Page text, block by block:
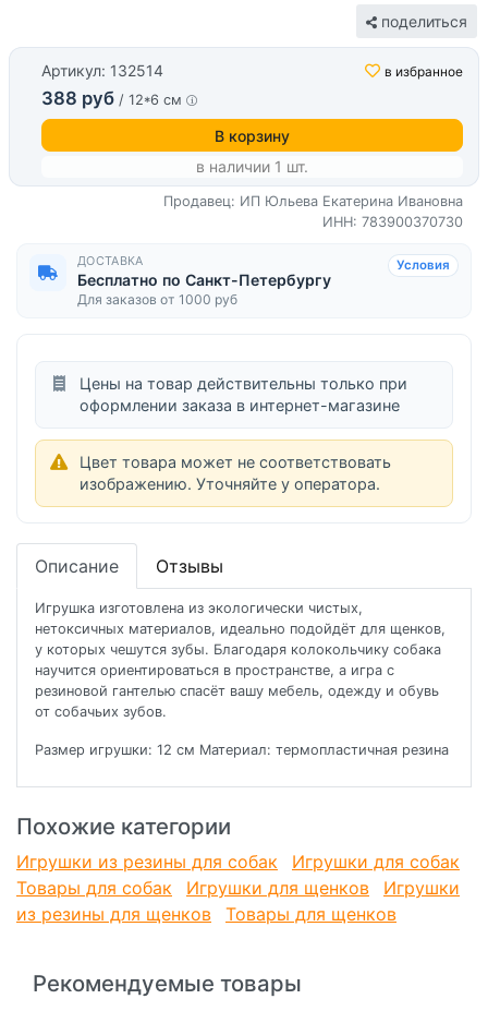
поделиться
Артикул: 132514 в избранное
388 руб / 12*6 см
В корзину
в наличии 1 шт.
Продавец: ИП Юльева Екатерина Ивановна
ИНН: 783900370730
ДОСТАВКА
Бесплатно по Санкт-Петербургу
Для заказов от 1000 руб
Условия
Цены на товар действительны только при
оформлении заказа в интернет-магазине
Цвет товара может не соответствовать
изображению. Уточняйте у оператора.
Описание Отзывы
Игрушка изготовлена из экологически чистых,
нетоксичных материалов, идеально подойдёт для щенков,
у которых чешутся зубы. Благодаря колокольчику собака
научится ориентироваться в пространстве, а игра с
резиновой гантелью спасёт вашу мебель, одежду и обувь
от собачьих зубов.
Размер игрушки: 12 см Материал: термопластичная резина
Похожие категории
Игрушки из резины для собак
Игрушки для собак
Товары для собак
Игрушки для щенков
Игрушки
из резины для щенков
Товары для щенков
Рекомендуемые товары